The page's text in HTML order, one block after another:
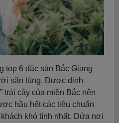
top 6 đặc sản Bắc Giang
săn lùng. Được định
trái cây của miền Bắc nên
hầu hết các tiêu chuẩn
khó tính nhất. Dứa nơi